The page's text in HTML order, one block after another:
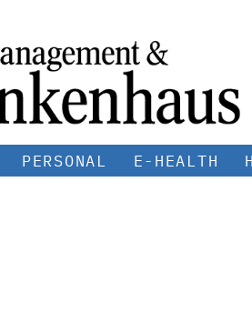
PERSONAL E-HEALTH